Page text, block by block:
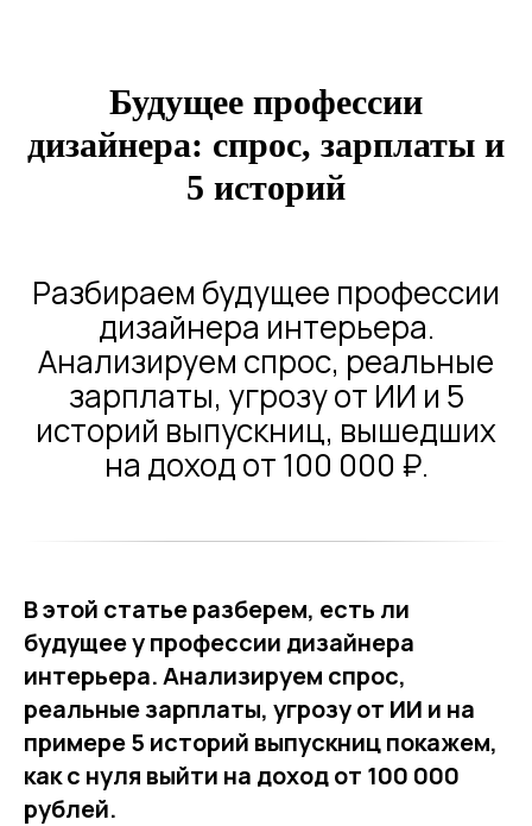
Будущее профессии
дизайнера: спрос, зарплаты и
5 историй
Разбираем будущее профессии
дизайнера интерьера.
Анализируем спрос, реальные
зарплаты, угрозу от ИИ и 5
историй выпускниц, вышедших
на доход от 100 000 ₽.
В этой статье разберем, есть ли
будущее у профессии дизайнера
интерьера. Анализируем спрос,
реальные зарплаты, угрозу от ИИ и на
примере 5 историй выпускниц покажем,
как с нуля выйти на доход от 100 000
рублей.